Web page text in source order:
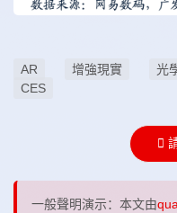
AR 增強現實 光
CES
一般聲明演示：本文由